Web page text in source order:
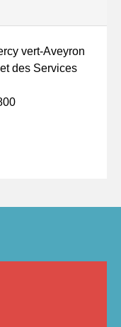
vert-Aveyron
des Services